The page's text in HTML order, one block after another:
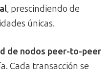
, prescindiendo de
únicas.
de nodos peer-to-peer
Cada transacción se